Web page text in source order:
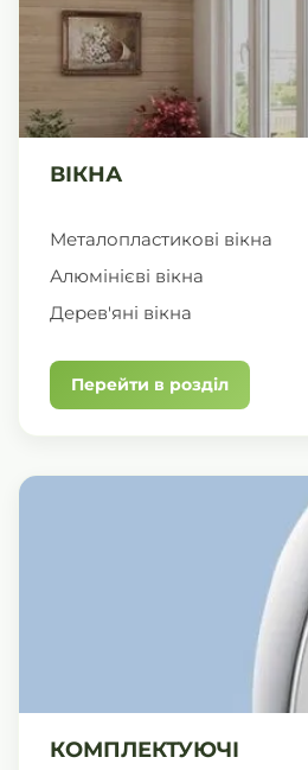
ВІКНА
Металопластикові вікна
Алюмінієві вікна
Дерев'яні вікна
Перейти в розділ
КОМПЛЕКТУЮЧІ